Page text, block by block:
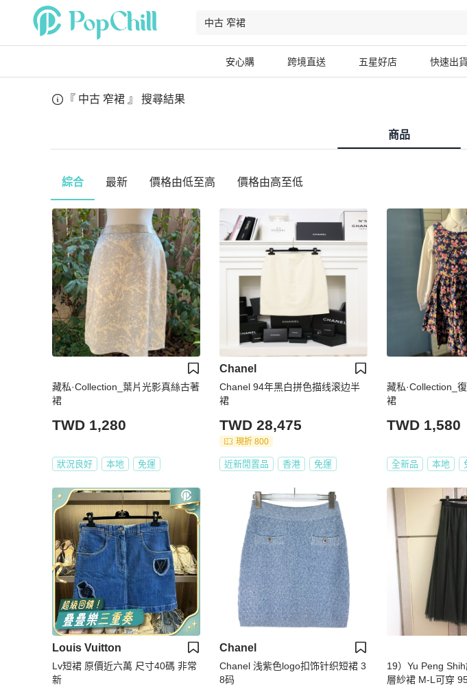
安心購 跨境直送 五星好店 快速出貨
『 中古 窄裙 』 搜尋結果
商品
綜合 最新 價格由低至高 價格由高至低
藏私·Collection_葉片光影真絲古著
裙
TWD 1,280
狀況良好 本地 免運
Chanel
Chanel 94年黑白拼色描线滚边半
裙
TWD 28,475
現折 800
近新閒置品 香港 免運
藏私·Collection_
裙
TWD 1,580
全新品 本地
Louis Vuitton
Lv短裙 原價近六萬 尺寸40碼 非常
新
Chanel
Chanel 浅紫色logo扣饰针织短裙 3
8码
19）Yu Peng
層紗裙 M-L可穿